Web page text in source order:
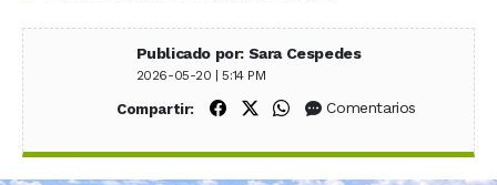
Publicado por: Sara Cespedes
2026-05-20 | 5:14 PM
Compartir: Compartir en Facebook
Compartir en X (Twitter)
Compartir en WhatsApp
Comentarios